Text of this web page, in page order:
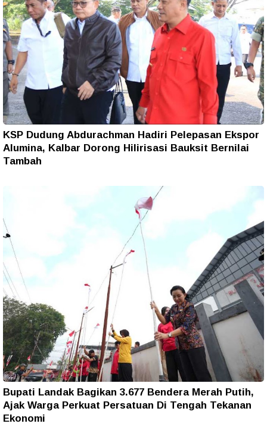
KSP Dudung Abdurachman Hadiri Pelepasan Ekspor
Alumina, Kalbar Dorong Hilirisasi Bauksit Bernilai
Tambah
Bupati Landak Bagikan 3.677 Bendera Merah Putih,
Ajak Warga Perkuat Persatuan Di Tengah Tekanan
Ekonomi